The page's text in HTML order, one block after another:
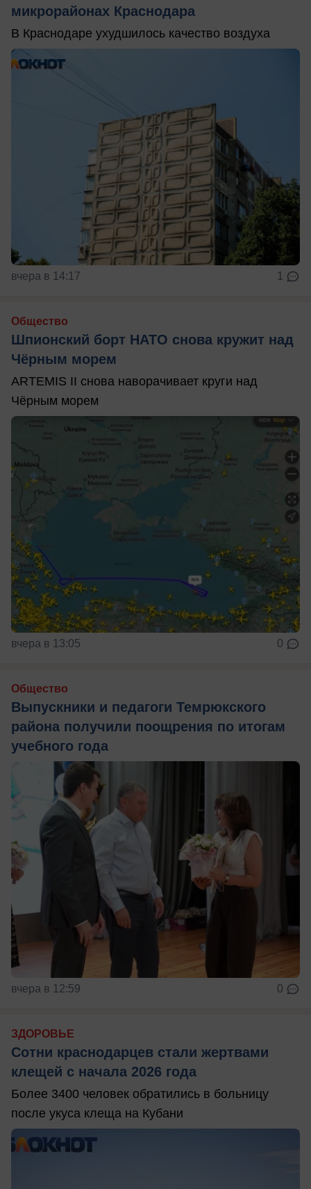
микрорайонах Краснодара
В Краснодаре ухудшилось качество воздуха
вчера в 14:17 1
Общество
Шпионский борт НАТО снова кружит над
Чёрным морем
ARTEMIS II снова наворачивает круги над
Чёрным морем
вчера в 13:05 0
Общество
Выпускники и педагоги Темрюкского
района получили поощрения по итогам
учебного года
вчера в 12:59 0
ЗДОРОВЬЕ
Сотни краснодарцев стали жертвами
клещей с начала 2026 года
Более 3400 человек обратились в больницу
после укуса клеща на Кубани